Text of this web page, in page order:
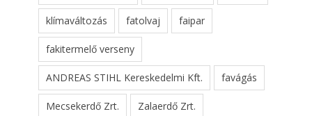
klímaváltozás fatolvaj faipar
fakitermelő verseny
ANDREAS STIHL Kereskedelmi Kft. favágás
Mecsekerdő Zrt. Zalaerdő Zrt.